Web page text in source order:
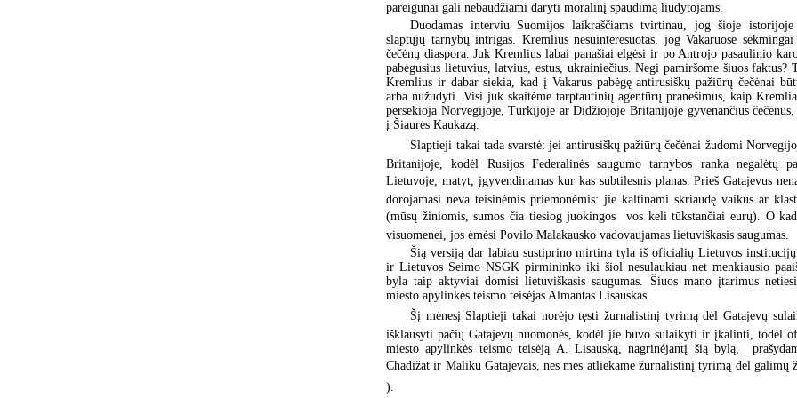
pareigūnai gali nebaudžiami daryti moralinį spaudimą liudytojams.
Duodamas interviu Suomijos laikraščiams tvirtinau, jog šioje
slaptųjų tarnybų intrigas. Kremlius nesuinteresuotas, jog Vakaruose
čečėnų diaspora. Juk Kremlius labai panašiai elgėsi ir po Antrojo pasaulinio
pabėgusius lietuvius, latvius, estus, ukrainiečius. Negi pamiršome šiuos faktus?
Kremlius ir dabar siekia, kad į Vakarus pabėgę antirusiškų pažiūrų čečėnai
arba nužudyti. Visi juk skaitėme tarptautinių agentūrų pranešimus, kaip
persekioja Norvegijoje, Turkijoje ar Didžiojoje Britanijoje gyvenančius
į Šiaurės Kaukazą.
Slaptieji takai tada svarstė: jei antirusiškų pažiūrų čečėnai žudomi
Britanijoje, kodėl Rusijos Federalinės saugumo tarnybos ranka negalėtų
Lietuvoje, matyt, įgyvendinamas kur kas subtilesnis planas. Prieš Gatajevus
dorojamasi neva teisinėmis priemonėmis: jie kaltinami skriaudę vaikus ar
(mūsų žiniomis, sumos čia tiesiog juokingos  vos keli tūkstančiai eurų). O
visuomenei, jos ėmėsi Povilo Malakausko vadovaujamas lietuviškasis saugumas.
Šią versiją dar labiau sustiprino mirtina tyla iš oficialių Lietuvos
ir Lietuvos Seimo NSGK pirmininko iki šiol nesulaukiau net menkiausio
byla taip aktyviai domisi lietuviškasis saugumas. Šiuos mano įtarimus
miesto apylinkės teismo teisėjas Almantas Lisauskas.
Šį mėnesį Slaptieji takai norėjo tęsti žurnalistinį tyrimą dėl Gatajevų
išklausyti pačių Gatajevų nuomonės, kodėl jie buvo sulaikyti ir įkalinti, todėl
miesto apylinkės teismo teisėją A. Lisauską, nagrinėjantį šią bylą,
Chadižat ir Maliku Gatajevais, nes mes atliekame žurnalistinį tyrimą dėl galimų
).